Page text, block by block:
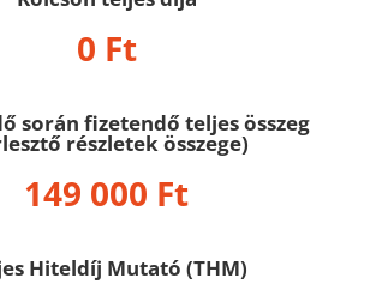
0 Ft
során fizetendő teljes összeg
részletek összege)
149 000 Ft
Hiteldíj Mutató (THM)